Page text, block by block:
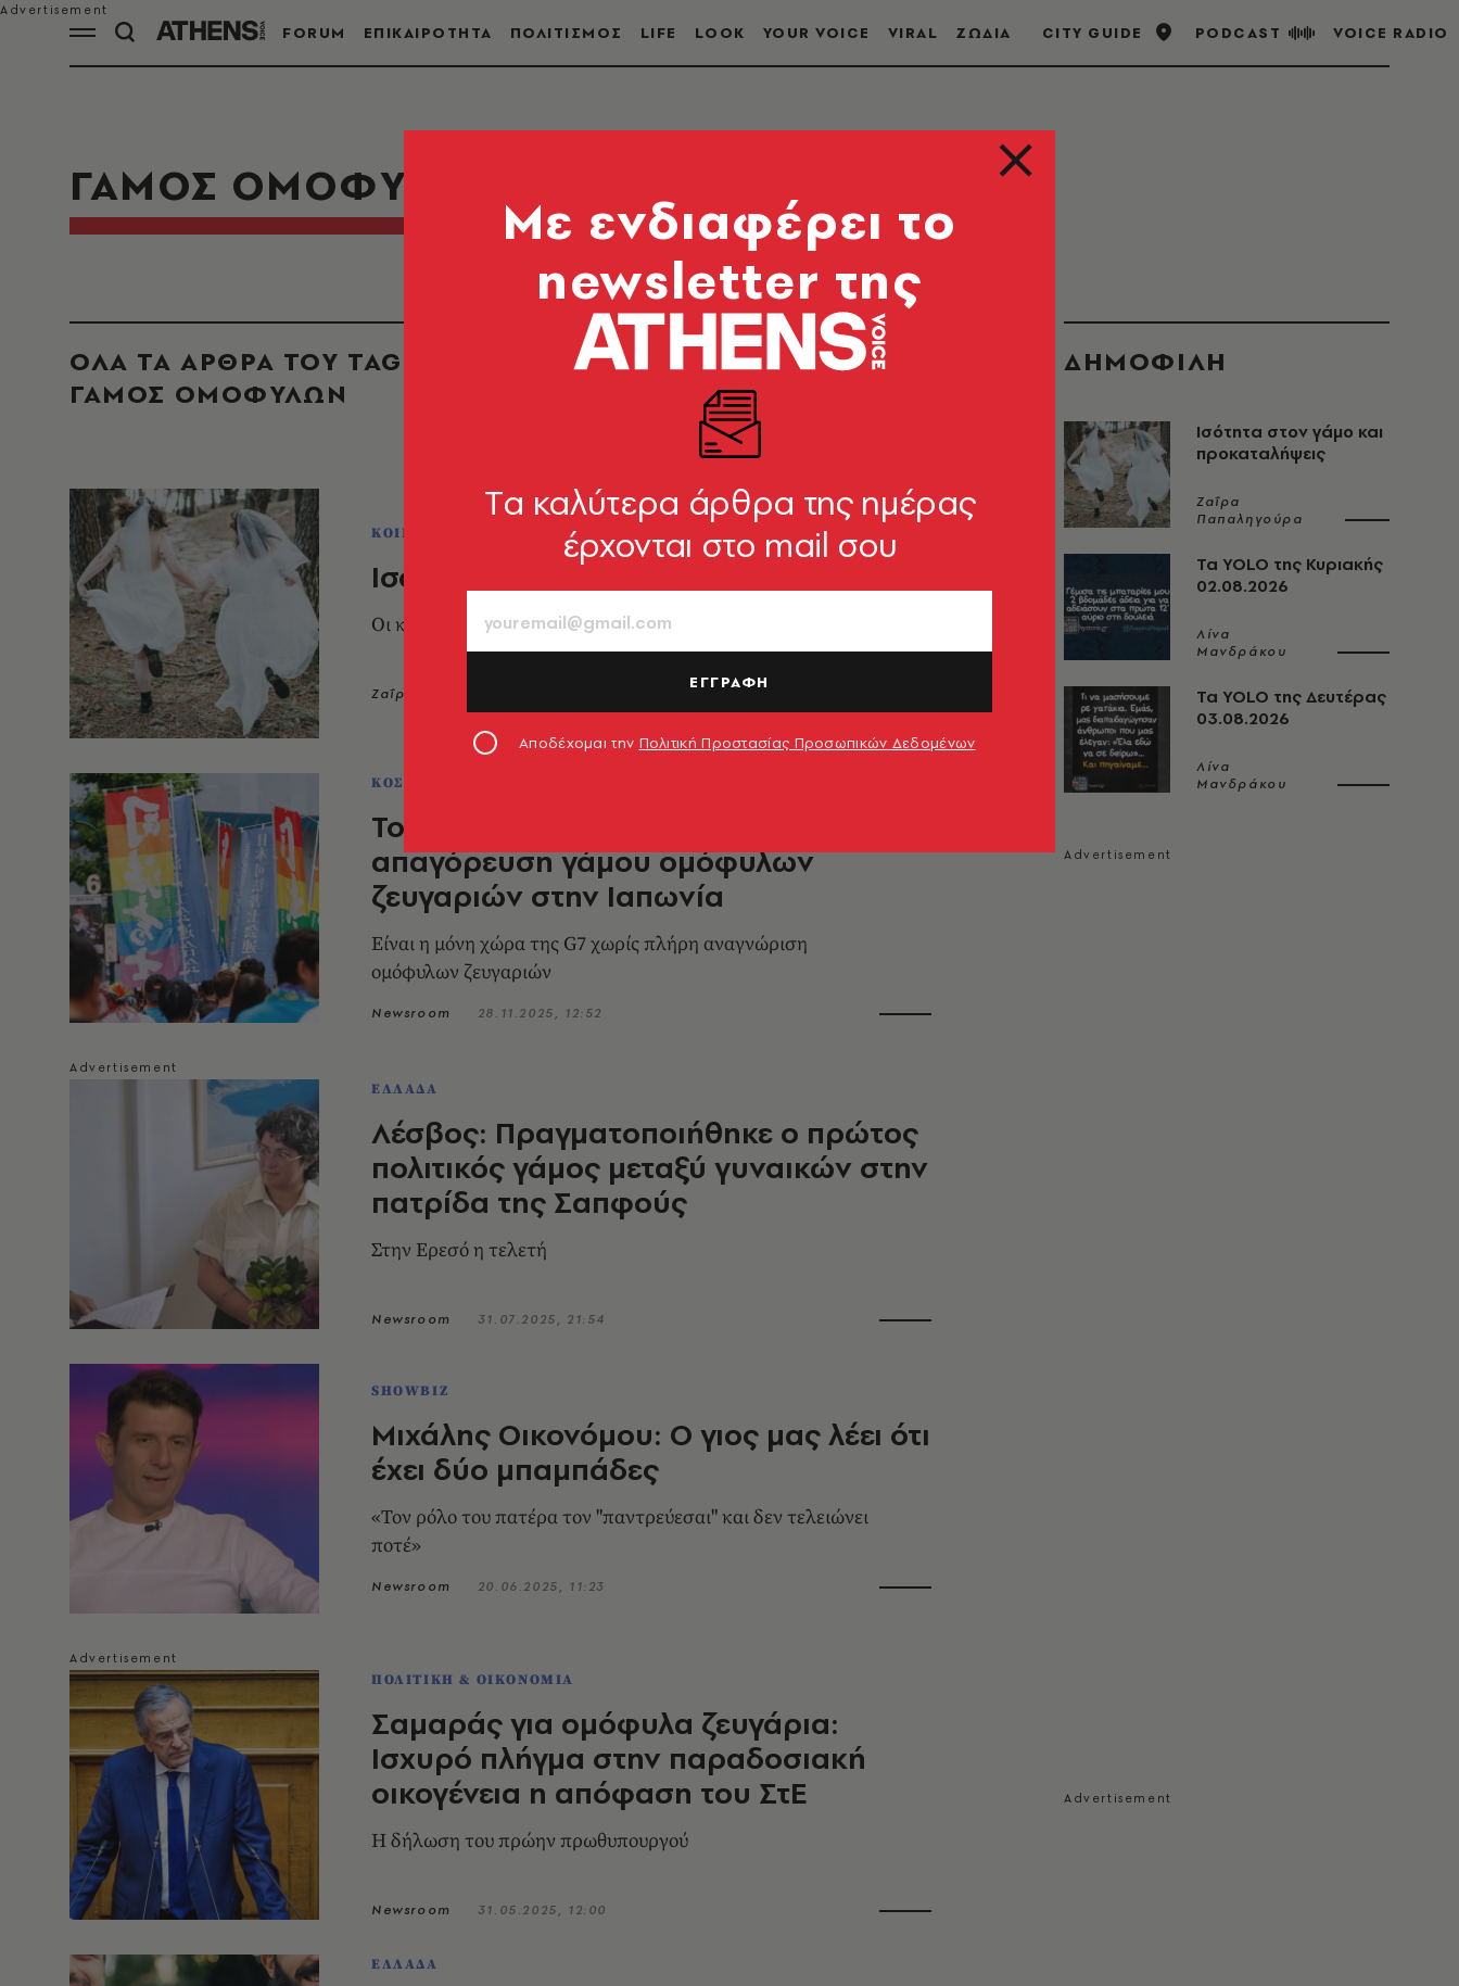
FORUM ΕΠΙΚΑΙΡΟΤΗΤΑ ΠΟΛΙΤΙΣΜΟΣ LIFE LOOK YOUR VOICE VIRAL ΖΩΔΙΑ CITY GUIDE PODCAST VOICE RADIO
ΓΑΜΟΣ ΟΜΟΦΥΛΩΝ
ΟΛΑ ΤΑ ΑΡΘΡΑ ΤΟΥ TAG
ΓΑΜΟΣ ΟΜΟΦΥΛΩΝ
ΚΟΙΝΩΝΙΑ
Ισότητα στον γάμο και προκαταλήψεις
Οι κοινωνίες μας μεταβάλλονται με ραγδαίο ρυθμό
Ζαΐρα Παπαληγούρα
ΚΟΣΜΟΣ
Το Τόκιο κρίνει συνταγματική την
απαγόρευση γάμου ομόφυλων
ζευγαριών στην Ιαπωνία
Είναι η μόνη χώρα της G7 χωρίς πλήρη αναγνώριση
ομόφυλων ζευγαριών
Newsroom 28.11.2025, 12:52
ΕΛΛΑΔΑ
Λέσβος: Πραγματοποιήθηκε ο πρώτος
πολιτικός γάμος μεταξύ γυναικών στην
πατρίδα της Σαπφούς
Στην Ερεσό η τελετή
Newsroom 31.07.2025, 21:54
SHOWBIZ
Μιχάλης Οικονόμου: Ο γιος μας λέει ότι
έχει δύο μπαμπάδες
«Τον ρόλο του πατέρα τον "παντρεύεσαι" και δεν τελειώνει
ποτέ»
Newsroom 20.06.2025, 11:23
ΠΟΛΙΤΙΚΗ & ΟΙΚΟΝΟΜΙΑ
Σαμαράς για ομόφυλα ζευγάρια:
Ισχυρό πλήγμα στην παραδοσιακή
οικογένεια η απόφαση του ΣτΕ
Η δήλωση του πρώην πρωθυπουργού
Newsroom 31.05.2025, 12:00
ΕΛΛΑΔΑ
ΔΗΜΟΦΙΛΗ
Ισότητα στον γάμο και
προκαταλήψεις
Ζαΐρα
Παπαληγούρα
Τα YOLO της Κυριακής
02.08.2026
Λίνα
Μανδράκου
Τα YOLO της Δευτέρας
03.08.2026
Λίνα
Μανδράκου
Mε ενδιαφέρει το
newsletter της
Tα καλύτερα άρθρα της ημέρας
έρχονται στο mail σου
ΕΓΓΡΑΦΗ
Αποδέχομαι την Πολιτική Προστασίας Προσωπικών Δεδομένων